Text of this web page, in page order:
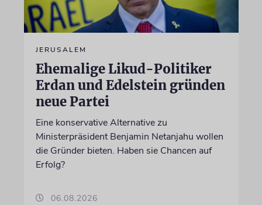
JERUSALEM
Ehemalige Likud-Politiker
Erdan und Edelstein gründen
neue Partei
Eine konservative Alternative zu
Ministerpräsident Benjamin Netanjahu wollen
die Gründer bieten. Haben sie Chancen auf
Erfolg?
06.08.2026